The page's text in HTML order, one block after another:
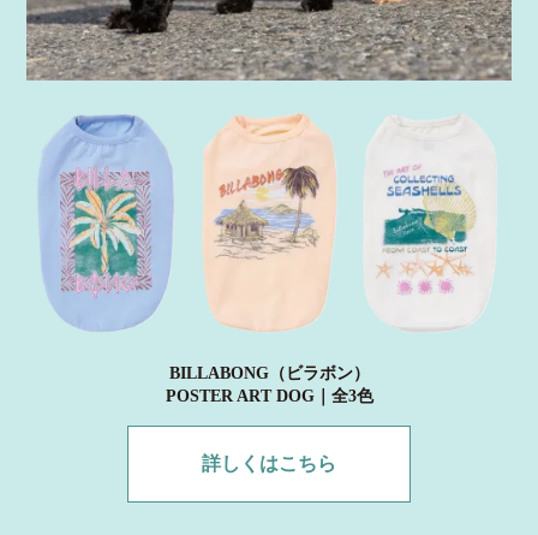
BILLABONG（ビラボン）
POSTER ART DOG｜全3色
詳しくはこちら